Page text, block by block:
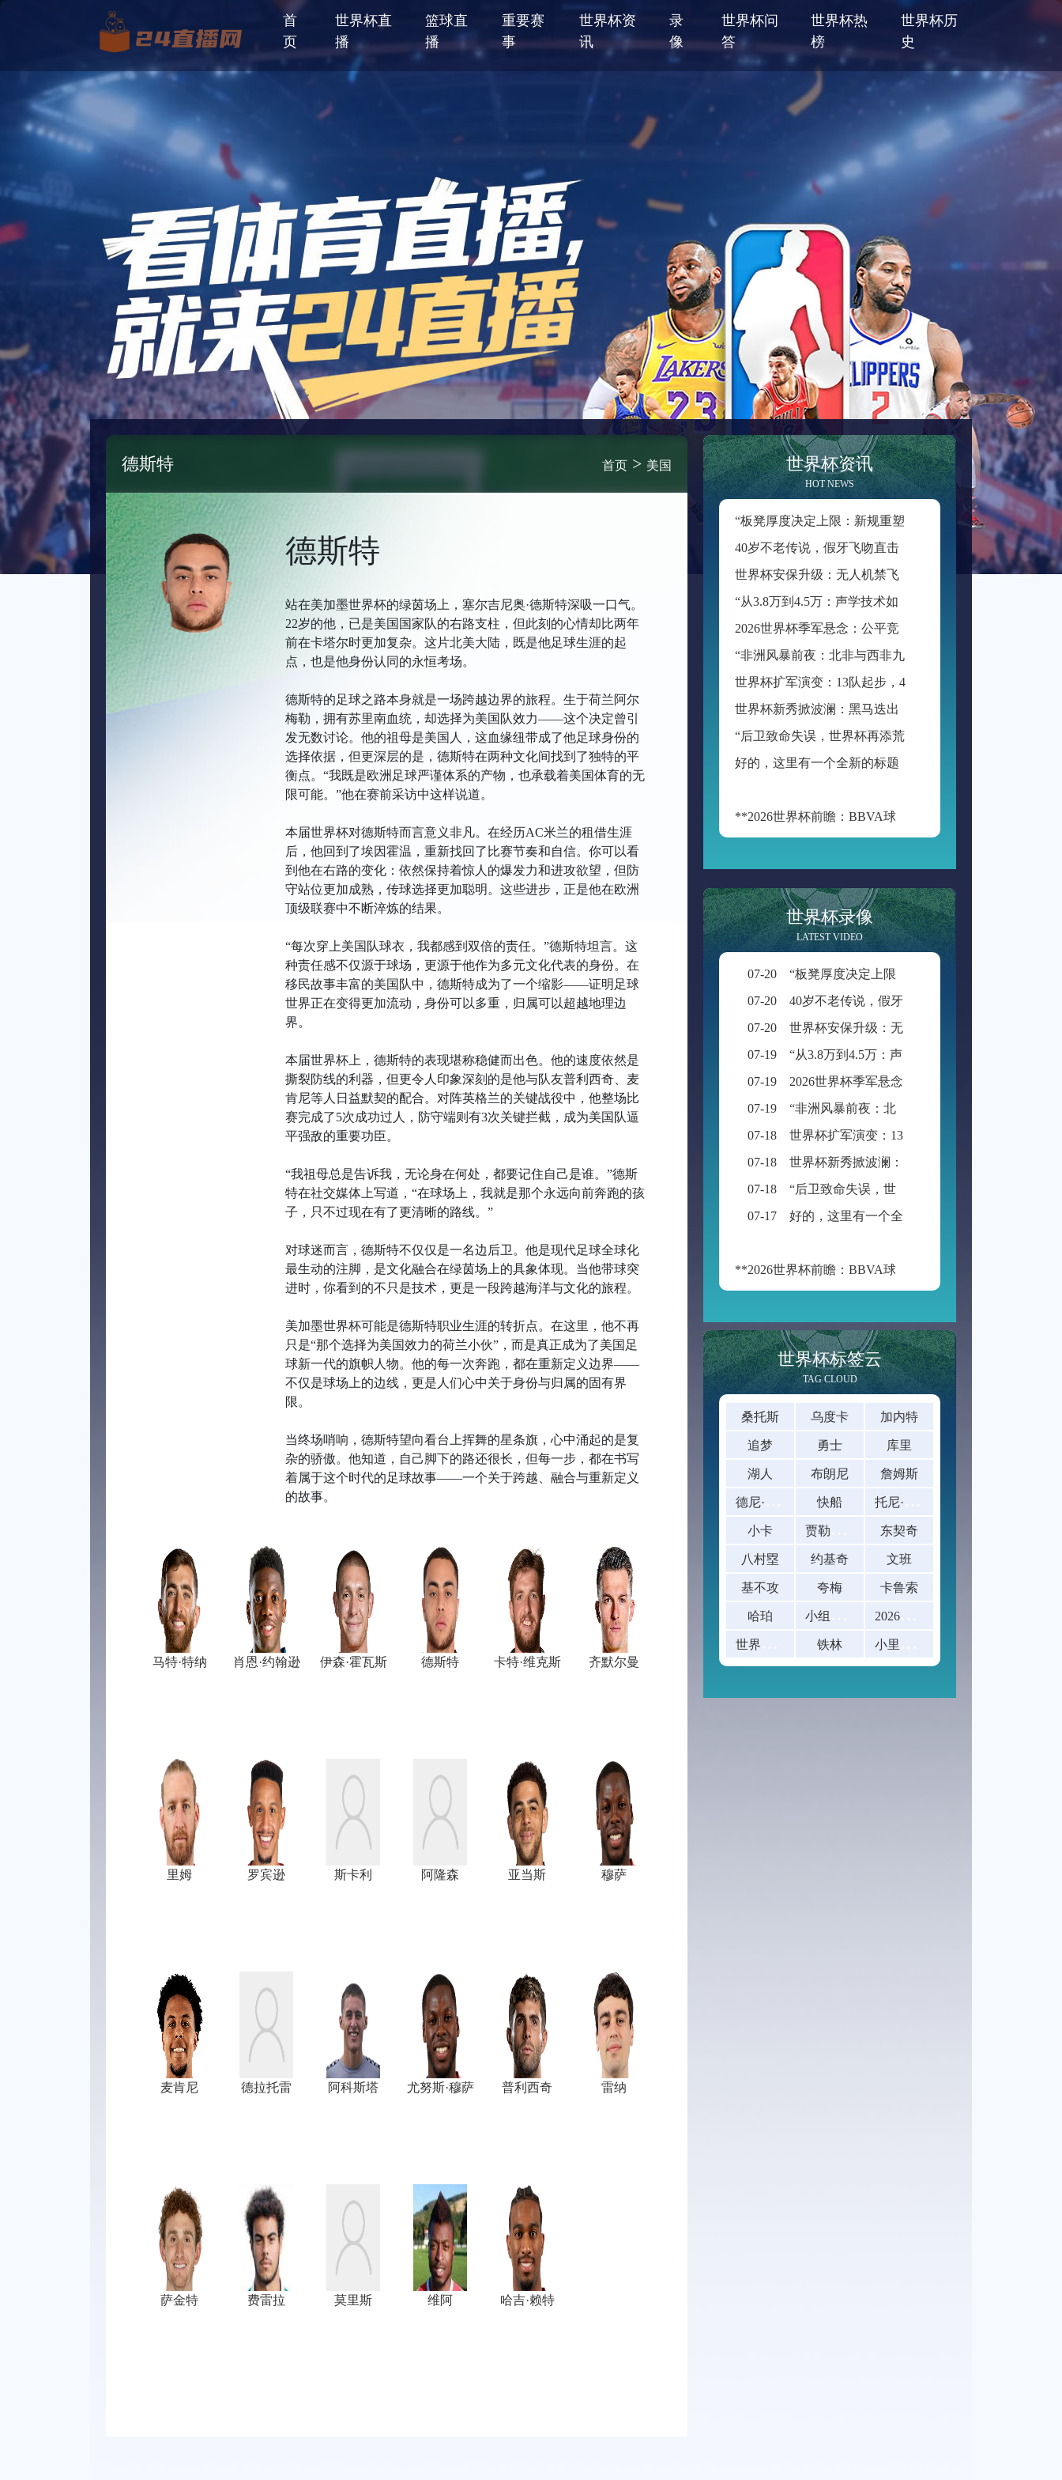
首
页
世界杯直
播
篮球直
播
重要赛
事
世界杯资
讯
录
像
世界杯问
答
世界杯热
榜
世界杯历
史
德斯特 首页 > 美国
德斯特
站在美加墨世界杯的绿茵场上，塞尔吉尼奥·德斯特深吸一口气。
22岁的他，已是美国国家队的右路支柱，但此刻的心情却比两年
前在卡塔尔时更加复杂。这片北美大陆，既是他足球生涯的起
点，也是他身份认同的永恒考场。
德斯特的足球之路本身就是一场跨越边界的旅程。生于荷兰阿尔
梅勒，拥有苏里南血统，却选择为美国队效力——这个决定曾引
发无数讨论。他的祖母是美国人，这血缘纽带成了他足球身份的
选择依据，但更深层的是，德斯特在两种文化间找到了独特的平
衡点。“我既是欧洲足球严谨体系的产物，也承载着美国体育的无
限可能。”他在赛前采访中这样说道。
本届世界杯对德斯特而言意义非凡。在经历AC米兰的租借生涯
后，他回到了埃因霍温，重新找回了比赛节奏和自信。你可以看
到他在右路的变化：依然保持着惊人的爆发力和进攻欲望，但防
守站位更加成熟，传球选择更加聪明。这些进步，正是他在欧洲
顶级联赛中不断淬炼的结果。
“每次穿上美国队球衣，我都感到双倍的责任。”德斯特坦言。这
种责任感不仅源于球场，更源于他作为多元文化代表的身份。在
移民故事丰富的美国队中，德斯特成为了一个缩影——证明足球
世界正在变得更加流动，身份可以多重，归属可以超越地理边
界。
本届世界杯上，德斯特的表现堪称稳健而出色。他的速度依然是
撕裂防线的利器，但更令人印象深刻的是他与队友普利西奇、麦
肯尼等人日益默契的配合。对阵英格兰的关键战役中，他整场比
赛完成了5次成功过人，防守端则有3次关键拦截，成为美国队逼
平强敌的重要功臣。
“我祖母总是告诉我，无论身在何处，都要记住自己是谁。”德斯
特在社交媒体上写道，“在球场上，我就是那个永远向前奔跑的孩
子，只不过现在有了更清晰的路线。”
对球迷而言，德斯特不仅仅是一名边后卫。他是现代足球全球化
最生动的注脚，是文化融合在绿茵场上的具象体现。当他带球突
进时，你看到的不只是技术，更是一段跨越海洋与文化的旅程。
美加墨世界杯可能是德斯特职业生涯的转折点。在这里，他不再
只是“那个选择为美国效力的荷兰小伙”，而是真正成为了美国足
球新一代的旗帜人物。他的每一次奔跑，都在重新定义边界——
不仅是球场上的边线，更是人们心中关于身份与归属的固有界
限。
当终场哨响，德斯特望向看台上挥舞的星条旗，心中涌起的是复
杂的骄傲。他知道，自己脚下的路还很长，但每一步，都在书写
着属于这个时代的足球故事——一个关于跨越、融合与重新定义
的故事。
马特·特纳 肖恩·约翰逊 伊森·霍瓦斯 德斯特 卡特·维克斯 齐默尔曼
里姆 罗宾逊 斯卡利 阿隆森 亚当斯 穆萨
麦肯尼 德拉托雷 阿科斯塔 尤努斯·穆萨 普利西奇 雷纳
萨金特 费雷拉 莫里斯 维阿 哈吉·赖特
世界杯资讯
HOT NEWS
**2026世界杯前瞻：BBVA球场的“空气动力学”——538米海拔如何改写足球的抛物线**
世界杯录像
LATEST VIDEO
07-20
“板凳厚度决定上限：新规重塑世界杯积分格局”
07-20
40岁不老传说，假牙飞吻直击破门一刻
07-20
世界杯安保升级：无人机禁飞范围扩展至周边2公里
07-19
“从3.8万到4.5万：声学技术如何重塑BMO Field的世界杯级声场体验”
07-19
2026世界杯季军悬念：公平竞赛分或成最终胜负手
07-19
“非洲风暴前夜：北非与西非九强争锋，世界杯入场券暗战升级”
07-18
世界杯扩军演变：13队起步，48队启航
07-18
世界杯新秀掀波澜：黑马迭出挑战传统强权
07-18
“后卫致命失误，世界杯再添荒诞瞬间”
07-17
好的，这里有一个全新的标题供您参考：
**2026世界杯前瞻：BBVA球场的“空气动力学”——538米海拔如何改写足球的抛物线**
世界杯标签云
TAG CLOUD
桑托斯 乌度卡 加内特
追梦 勇士 库里
湖人 布朗尼 詹姆斯
快船
小卡 东契奇
八村塁 约基奇 文班
基不攻 夸梅 卡鲁索
哈珀
铁林